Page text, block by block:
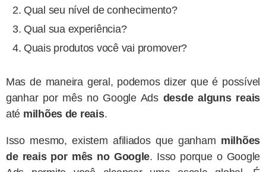
Qual seu nível de conhecimento?
Qual sua experiência?
Quais produtos você vai promover?
Mas de maneira geral, podemos dizer que é possível
ganhar por mês no Google Ads desde alguns reais
até milhões de reais.
Isso mesmo, existem afiliados que ganham milhões
de reais por mês no Google. Isso porque o Google